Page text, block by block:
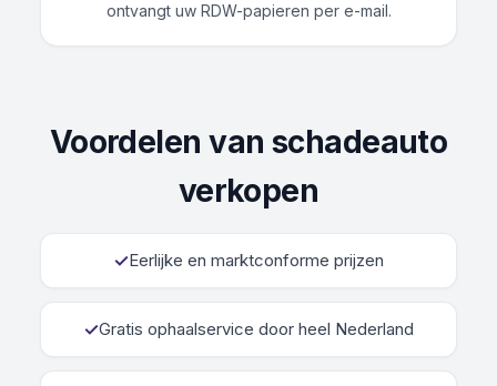
ontvangt uw RDW-papieren per e-mail.
Voordelen van schadeauto
verkopen
✓Eerlijke en marktconforme prijzen
✓Gratis ophaalservice door heel Nederland